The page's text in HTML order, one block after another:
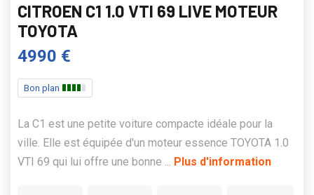
CITROEN C1 1.0 VTI 69 LIVE MOTEUR
TOYOTA
4990 €
Bon plan
La C1 est une petite voiture compacte idéale pour la
ville. Elle est équipée d'un moteur essence TOYOTA 1.0
VTI 69 qui lui offre une bonne ... Plus d'information